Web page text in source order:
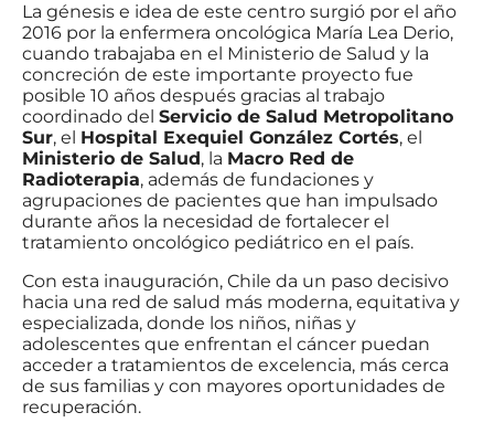
La génesis e idea de este centro surgió por el año
2016 por la enfermera oncológica María Lea Derio,
cuando trabajaba en el Ministerio de Salud y la
concreción de este importante proyecto fue
posible 10 años después gracias al trabajo
coordinado del Servicio de Salud Metropolitano
Sur, el Hospital Exequiel González Cortés, el
Ministerio de Salud, la Macro Red de
Radioterapia, además de fundaciones y
agrupaciones de pacientes que han impulsado
durante años la necesidad de fortalecer el
tratamiento oncológico pediátrico en el país.
Con esta inauguración, Chile da un paso decisivo
hacia una red de salud más moderna, equitativa y
especializada, donde los niños, niñas y
adolescentes que enfrentan el cáncer puedan
acceder a tratamientos de excelencia, más cerca
de sus familias y con mayores oportunidades de
recuperación.